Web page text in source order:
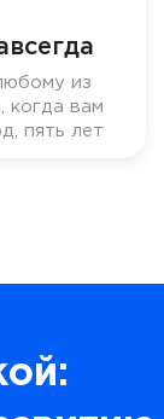
из
когда вам
пять лет